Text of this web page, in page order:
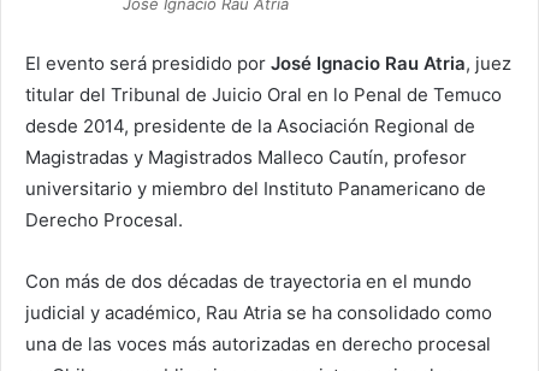
El evento será presidido por José Ignacio Rau Atria, juez
titular del Tribunal de Juicio Oral en lo Penal de Temuco
desde 2014, presidente de la Asociación Regional de
Magistradas y Magistrados Malleco Cautín, profesor
universitario y miembro del Instituto Panamericano de
Derecho Procesal.
Con más de dos décadas de trayectoria en el mundo
judicial y académico, Rau Atria se ha consolidado como
una de las voces más autorizadas en derecho procesal